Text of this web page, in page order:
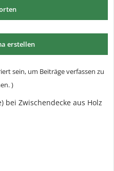
erstellen
sein, um Beiträge verfassen zu
)
bei Zwischendecke aus Holz